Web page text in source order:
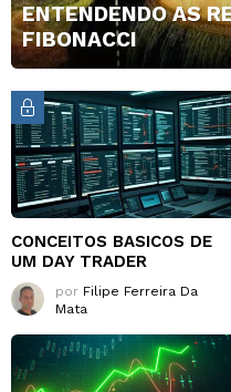
ENTENDENDO AS
FIBONACCI
CONCEITOS BASICOS DE
UM DAY TRADER
por Filipe Ferreira Da
Mata